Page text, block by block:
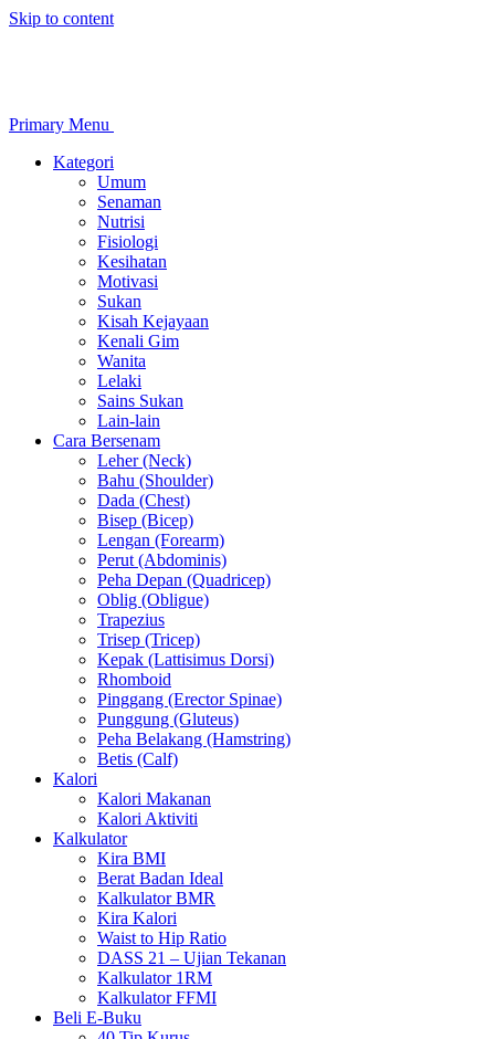
Skip to content
Primary Menu
Kategori
Umum
Senaman
Nutrisi
Fisiologi
Kesihatan
Motivasi
Sukan
Kisah Kejayaan
Kenali Gim
Wanita
Lelaki
Sains Sukan
Lain-lain
Cara Bersenam
Leher (Neck)
Bahu (Shoulder)
Dada (Chest)
Bisep (Bicep)
Lengan (Forearm)
Perut (Abdominis)
Peha Depan (Quadricep)
Oblig (Obligue)
Trapezius
Trisep (Tricep)
Kepak (Lattisimus Dorsi)
Rhomboid
Pinggang (Erector Spinae)
Punggung (Gluteus)
Peha Belakang (Hamstring)
Betis (Calf)
Kalori
Kalori Makanan
Kalori Aktiviti
Kalkulator
Kira BMI
Berat Badan Ideal
Kalkulator BMR
Kira Kalori
Waist to Hip Ratio
DASS 21 – Ujian Tekanan
Kalkulator 1RM
Kalkulator FFMI
Beli E-Buku